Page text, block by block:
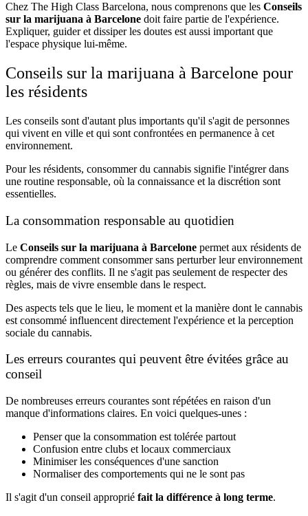
Chez The High Class Barcelona, nous comprenons que les Conseils
sur la marijuana à Barcelone doit faire partie de l'expérience.
Expliquer, guider et dissiper les doutes est aussi important que
l'espace physique lui-même.
Conseils sur la marijuana à Barcelone pour
les résidents
Les conseils sont d'autant plus importants qu'il s'agit de personnes
qui vivent en ville et qui sont confrontées en permanence à cet
environnement.
Pour les résidents, consommer du cannabis signifie l'intégrer dans
une routine responsable, où la connaissance et la discrétion sont
essentielles.
La consommation responsable au quotidien
Le Conseils sur la marijuana à Barcelone permet aux résidents de
comprendre comment consommer sans perturber leur environnement
ou générer des conflits. Il ne s'agit pas seulement de respecter des
règles, mais de vivre ensemble dans le respect.
Des aspects tels que le lieu, le moment et la manière dont le cannabis
est consommé influencent directement l'expérience et la perception
sociale du cannabis.
Les erreurs courantes qui peuvent être évitées grâce au
conseil
De nombreuses erreurs courantes sont répétées en raison d'un
manque d'informations claires. En voici quelques-unes :
Penser que la consommation est tolérée partout
Confusion entre clubs et locaux commerciaux
Minimiser les conséquences d'une sanction
Normaliser des comportements qui ne le sont pas
Il s'agit d'un conseil approprié fait la différence à long terme.